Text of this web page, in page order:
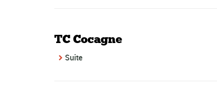
TC Cocagne
Suite